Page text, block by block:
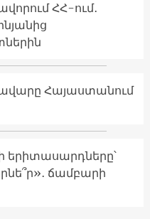
ՀՀ-ում․
Հայաստանում
երիտասարդները՝
ճամբարի